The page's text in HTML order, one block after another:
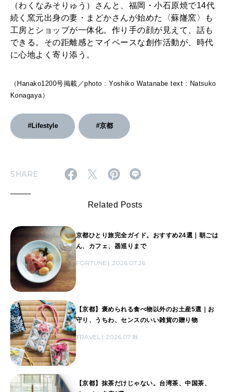
（わくなみそりゅう）さんと、福岡・小石原焼で14代
続く窯元出身の妻・まどかさんが始めた〈蘇嶐窯〉も
工房とショップが一体化。作り手の顔が見えて、話も
できる。その距離感とマイペースな創作活動が、時代
に心地よく寄り添う。
（Hanako1200号掲載／photo : Yoshiko Watanabe text : Natsuko
Konagaya）
#Lifestyle #京都
SHARE
Related Posts
京都ひとり旅完全ガイド。おすすめ24選｜朝ごは
ん、カフェ、器巡りまで
FORTUNE 2026.07.26
【京都】褒められる食べ物以外のお土産5選｜お
守り、うちわ、センスのいい雑貨の贈り物
TRAVEL 2026.07.18
【京都】抹茶だけじゃない。台湾茶、中国茶、